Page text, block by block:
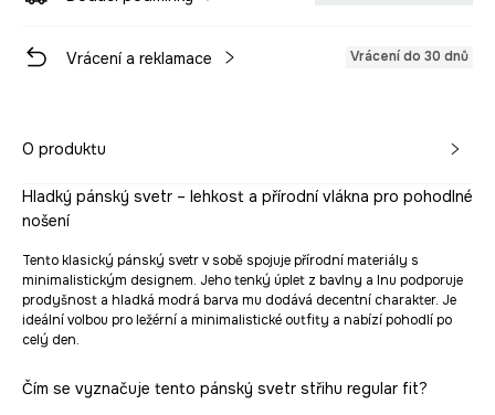
Vrácení a reklamace Vrácení do 30 dnů
O produktu
Hladký pánský svetr – lehkost a přírodní vlákna pro pohodlné
nošení
Tento klasický pánský svetr v sobě spojuje přírodní materiály s
minimalistickým designem. Jeho tenký úplet z bavlny a lnu podporuje
prodyšnost a hladká modrá barva mu dodává decentní charakter. Je
ideální volbou pro ležérní a minimalistické outfity a nabízí pohodlí po
celý den.
Čím se vyznačuje tento pánský svetr střihu regular fit?